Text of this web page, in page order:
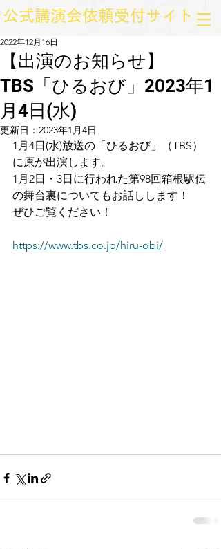
​公式講演会依頼受付サイト
【出演のお知らせ】
TBS「ひるおび」2023年1
月4日(水)
2022年12月16日
更新日： 2023年1月4日
1月4日(水)放送の「ひるおび」（TBS）
に原が出演します。
1月2日・3日に行われた第98回箱根駅伝
の舞台裏についてもお話しします！
ぜひご覧ください！
https://www.tbs.co.jp/hiru-obi/